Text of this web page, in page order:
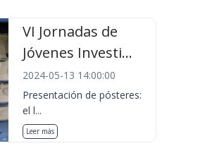
VI Jornadas de
Jóvenes Investi...
2024-05-13 14:00:00
Presentación de pósteres:
el l...
Leer más